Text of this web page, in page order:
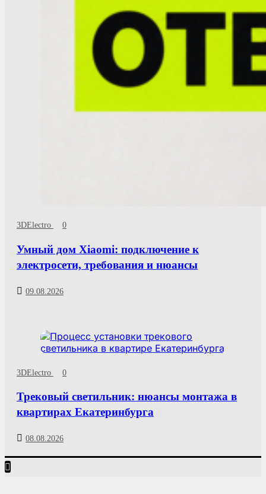
3DElectro 0
Умный дом Xiaomi: подключение к
электросети, требования и нюансы
09.08.2026
3DElectro 0
Трековый светильник: нюансы монтажа в
квартирах Екатеринбурга
08.08.2026